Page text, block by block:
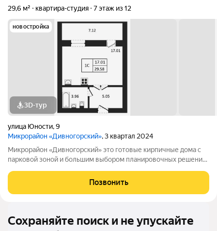
29,6 м²
квартира-студия 7 этаж из 12
новостройка
3D-тур
улица Юности,9
Микрорайон «Дивногорский», 3 квартал 2024
Микрорайон «Дивногорский» это готовые кирпичные дома с
парковой зоной и большим выбором планировочных решений.
с безопасным покрытием.
Позвонить
Сохраняйте поиск и не упускайте